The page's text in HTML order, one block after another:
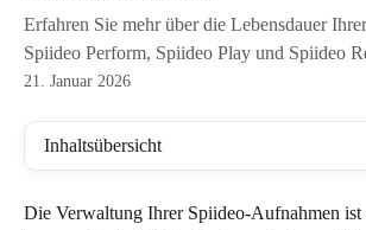
Erfahren Sie mehr über die Lebensdauer
Spiideo Perform, Spiideo Play und Spiideo
21. Januar 2026
Inhaltsübersicht
Die Verwaltung Ihrer Spiideo-Aufnahmen ist